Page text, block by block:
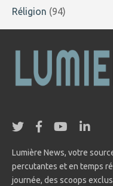
Réligion (94)
Lumière News, votre
percutantes et en temps
journée, des scoops